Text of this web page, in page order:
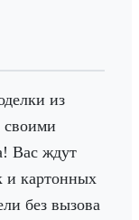
из
своими
Вас ждут
и картонных
без вызова